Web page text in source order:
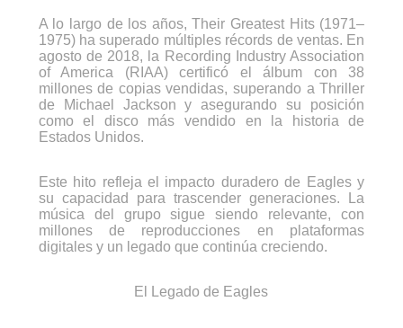
A lo largo de los años, Their Greatest Hits (1971–
1975) ha superado múltiples récords de ventas. En
agosto de 2018, la Recording Industry Association
of America (RIAA) certificó el álbum con 38
millones de copias vendidas, superando a Thriller
de Michael Jackson y asegurando su posición
como el disco más vendido en la historia de
Estados Unidos.
Este hito refleja el impacto duradero de Eagles y
su capacidad para trascender generaciones. La
música del grupo sigue siendo relevante, con
millones de reproducciones en plataformas
digitales y un legado que continúa creciendo.
El Legado de Eagles